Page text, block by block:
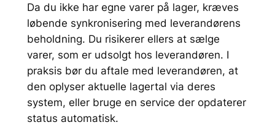
Da du ikke har egne varer på lager, kræves
løbende synkronisering med leverandørens
beholdning. Du risikerer ellers at sælge
varer, som er udsolgt hos leverandøren. I
praksis bør du aftale med leverandøren, at
den oplyser aktuelle lagertal via deres
system, eller bruge en service der opdaterer
status automatisk.